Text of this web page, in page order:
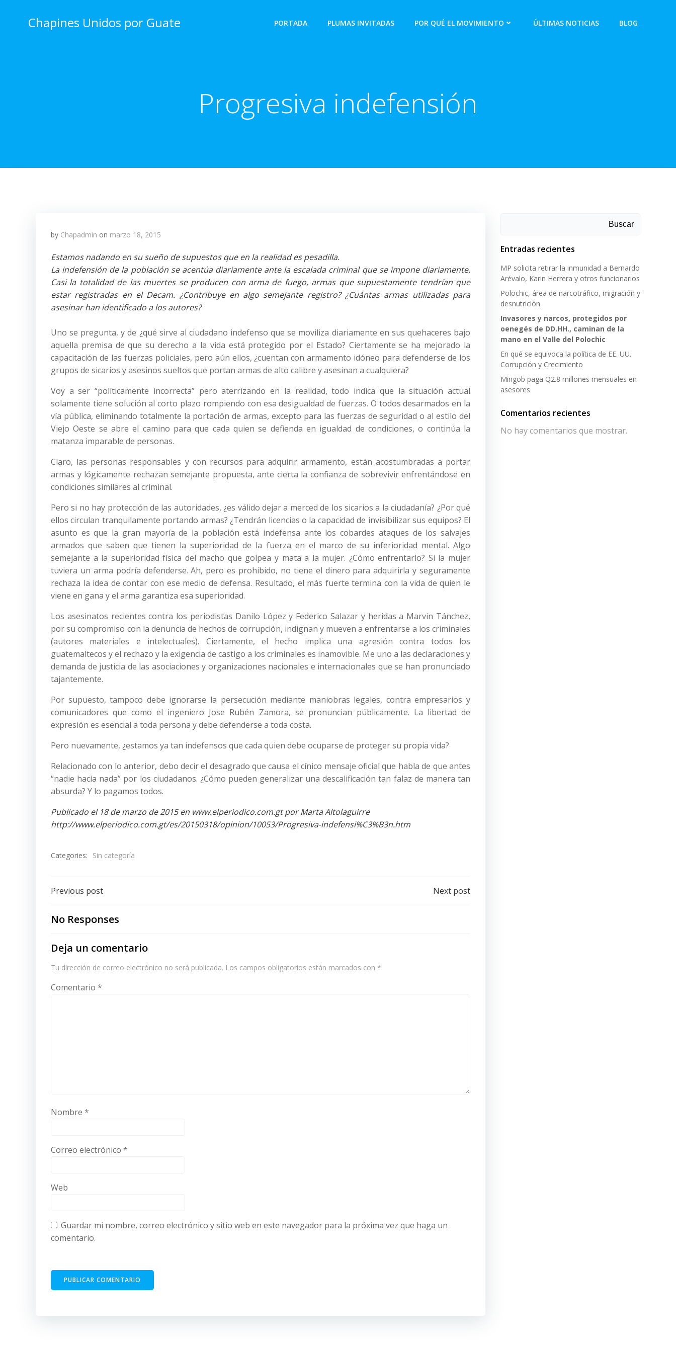
Chapines Unidos por Guate PORTADA PLUMAS INVITADAS POR QUÉ EL MOVIMIENTO ÚLTIMAS NOTICIAS BLOG
Progresiva indefensión
by Chapadmin on marzo 18, 2015
Estamos nadando en su sueño de supuestos que en la realidad es pesadilla.
La indefensión de la población se acentúa diariamente ante la escalada criminal que se impone diariamente.
Casi la totalidad de las muertes se producen con arma de fuego, armas que supuestamente tendrían que
estar registradas en el Decam. ¿Contribuye en algo semejante registro? ¿Cuántas armas utilizadas para
asesinar han identificado a los autores?
Uno se pregunta, y de ¿qué sirve al ciudadano indefenso que se moviliza diariamente en sus quehaceres bajo
aquella premisa de que su derecho a la vida está protegido por el Estado? Ciertamente se ha mejorado la
capacitación de las fuerzas policiales, pero aún ellos, ¿cuentan con armamento idóneo para defenderse de los
grupos de sicarios y asesinos sueltos que portan armas de alto calibre y asesinan a cualquiera?
Voy a ser “políticamente incorrecta” pero aterrizando en la realidad, todo indica que la situación actual
solamente tiene solución al corto plazo rompiendo con esa desigualdad de fuerzas. O todos desarmados en la
vía pública, eliminando totalmente la portación de armas, excepto para las fuerzas de seguridad o al estilo del
Viejo Oeste se abre el camino para que cada quien se defienda en igualdad de condiciones, o continúa la
matanza imparable de personas.
Claro, las personas responsables y con recursos para adquirir armamento, están acostumbradas a portar
armas y lógicamente rechazan semejante propuesta, ante cierta la confianza de sobrevivir enfrentándose en
condiciones similares al criminal.
Pero si no hay protección de las autoridades, ¿es válido dejar a merced de los sicarios a la ciudadanía? ¿Por qué
ellos circulan tranquilamente portando armas? ¿Tendrán licencias o la capacidad de invisibilizar sus equipos? El
asunto es que la gran mayoría de la población está indefensa ante los cobardes ataques de los salvajes
armados que saben que tienen la superioridad de la fuerza en el marco de su inferioridad mental. Algo
semejante a la superioridad física del macho que golpea y mata a la mujer. ¿Cómo enfrentarlo? Si la mujer
tuviera un arma podría defenderse. Ah, pero es prohibido, no tiene el dinero para adquirirla y seguramente
rechaza la idea de contar con ese medio de defensa. Resultado, el más fuerte termina con la vida de quien le
viene en gana y el arma garantiza esa superioridad.
Los asesinatos recientes contra los periodistas Danilo López y Federico Salazar y heridas a Marvin Tánchez,
por su compromiso con la denuncia de hechos de corrupción, indignan y mueven a enfrentarse a los criminales
(autores materiales e intelectuales). Ciertamente, el hecho implica una agresión contra todos los
guatemaltecos y el rechazo y la exigencia de castigo a los criminales es inamovible. Me uno a las declaraciones y
demanda de justicia de las asociaciones y organizaciones nacionales e internacionales que se han pronunciado
tajantemente.
Por supuesto, tampoco debe ignorarse la persecución mediante maniobras legales, contra empresarios y
comunicadores que como el ingeniero Jose Rubén Zamora, se pronuncian públicamente. La libertad de
expresión es esencial a toda persona y debe defenderse a toda costa.
Pero nuevamente, ¿estamos ya tan indefensos que cada quien debe ocuparse de proteger su propia vida?
Relacionado con lo anterior, debo decir el desagrado que causa el cínico mensaje oficial que habla de que antes
“nadie hacía nada” por los ciudadanos. ¿Cómo pueden generalizar una descalificación tan falaz de manera tan
absurda? Y lo pagamos todos.
Publicado el 18 de marzo de 2015 en www.elperiodico.com.gt por Marta Altolaguirre
http://www.elperiodico.com.gt/es/20150318/opinion/10053/Progresiva-indefensi%C3%B3n.htm
Categories: Sin categoría
Post
navigation
Previous post Next post
No Responses
Deja un comentario
Tu dirección de correo electrónico no será publicada. Los campos obligatorios están marcados con *
Comentario *
Nombre *
Correo electrónico *
Web
Guardar mi nombre, correo electrónico y sitio web en este navegador para la próxima vez que haga un
comentario.
Buscar
Entradas recientes
MP solicita retirar la inmunidad a Bernardo
Arévalo, Karin Herrera y otros funcionarios
Polochic, área de narcotráfico, migración y
desnutrición
Invasores y narcos, protegidos por
oenegés de DD.HH., caminan de la
mano en el Valle del Polochic
En qué se equivoca la política de EE. UU.
Corrupción y Crecimiento
Mingob paga Q2.8 millones mensuales en
asesores
Comentarios recientes
No hay comentarios que mostrar.